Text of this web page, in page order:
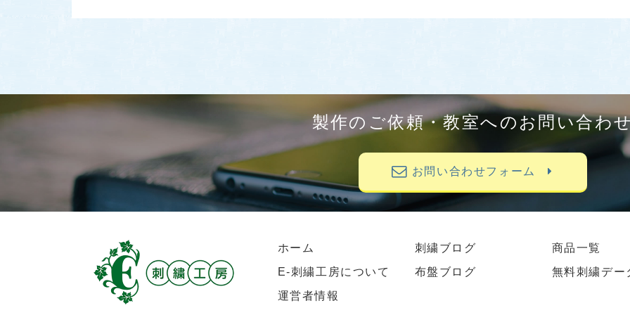
製作のご依頼・教室へのお問い合わ
お問い合わせフォーム
ホーム
E-刺繍工房について
運営者情報
刺繍ブログ
布盤ブログ
商品一覧
無料刺繍デー